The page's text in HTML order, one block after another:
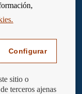
Configurar
sitio o
terceros ajenas